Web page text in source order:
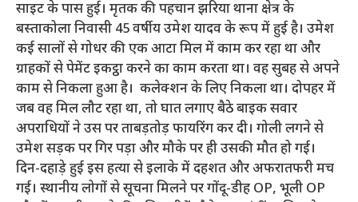
साइट के पास हुई। मृतक की पहचान झरिया थाना क्षेत्र के
बस्ताकोला निवासी 45 वर्षीय उमेश यादव के रूप में हुई है। उमेश
कई सालों से गोधर की एक आटा मिल में काम कर रहा था और
ग्राहकों से पेमेंट इकट्ठा करने का काम करता था। वह सुबह से अपने
काम से निकला हुआ है। कलेक्शन के लिए निकला था। दोपहर में
जब वह मिल लौट रहा था, तो घात लगाए बैठे बाइक सवार
अपराधियों ने उस पर ताबड़तोड़ फायरिंग कर दी। गोली लगने से
उमेश सड़क पर गिर पड़ा और मौके पर ही उसकी मौत हो गई।
दिन-दहाड़े हुई इस हत्या से इलाके में दहशत और अफरातफरी मच
गई। स्थानीय लोगों से सूचना मिलने पर गोंदू-डीह OP, भूली OP